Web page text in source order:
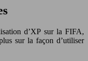
d’XP sur la FIFA,
sur la façon d’utiliser